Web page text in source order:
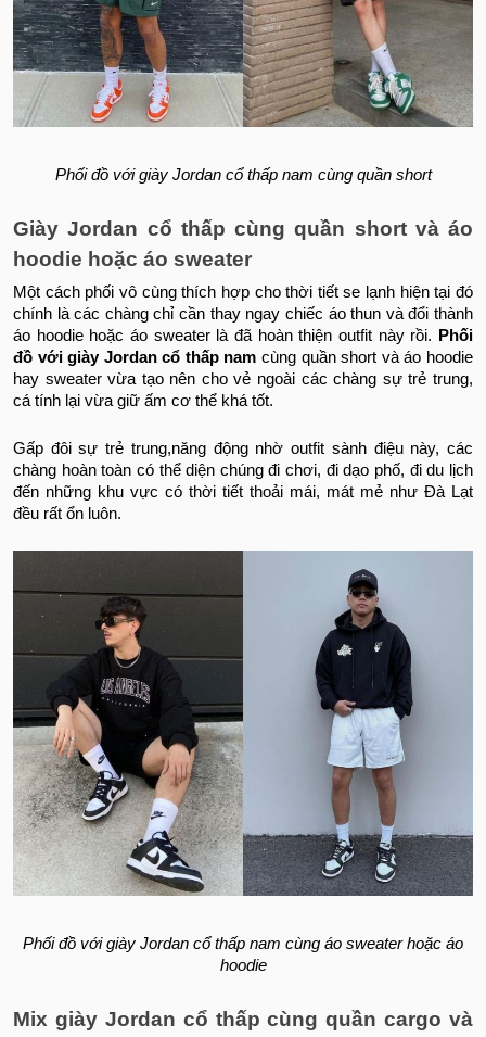
Phối đồ với giày Jordan cổ thấp nam cùng quần short
Giày Jordan cổ thấp cùng quần short và áo
hoodie hoặc áo sweater
Một cách phối vô cùng thích hợp cho thời tiết se lạnh hiện tại đó
chính là các chàng chỉ cần thay ngay chiếc áo thun và đổi thành
áo hoodie hoặc áo sweater là đã hoàn thiện outfit này rồi.
Phối
đồ với giày Jordan cổ thấp nam cùng quần short và áo hoodie
hay sweater vừa tạo nên cho vẻ ngoài các chàng sự trẻ trung,
cá tính lại vừa giữ ấm cơ thể khá tốt.
Gấp đôi sự trẻ trung,năng động nhờ outfit sành điệu này, các
chàng hoàn toàn có thể diện chúng đi chơi, đi dạo phố, đi du lịch
đến những khu vực có thời tiết thoải mái, mát mẻ như Đà Lạt
đều rất ổn luôn.
Phối đồ với giày Jordan cổ thấp nam cùng áo sweater hoặc áo
hoodie
Mix giày Jordan cổ thấp cùng quần cargo và